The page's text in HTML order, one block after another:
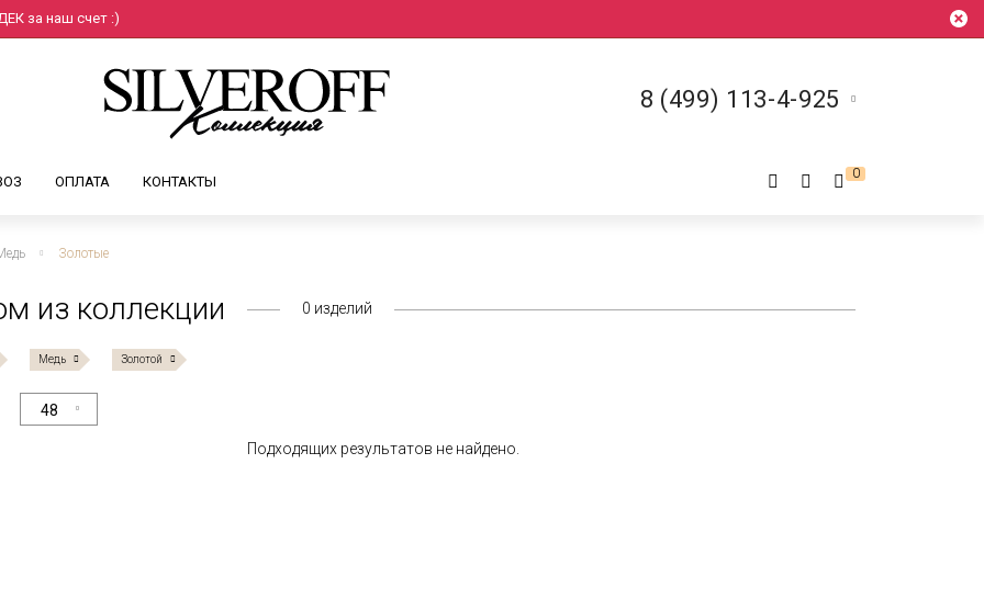
за наш счет :)
8 (499) 113-4-925
ОПЛАТА КОНТАКТЫ 0
Золотые
из коллекции 0 изделий
Медь Золотой
48
Подходящих результатов не найдено.